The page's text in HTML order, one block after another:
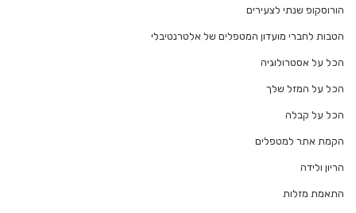
הורוסקופ שנתי לצעירים
הטבות לחברי מועדון המטפלים של אלטרנטיבלי
הכל על אסטרולוגיה
הכל על המזל שלך
הכל על קבלה
הקמת אתר למטפלים
הריון ולידה
התאמת מזלות